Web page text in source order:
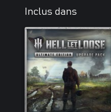
Inclus dans